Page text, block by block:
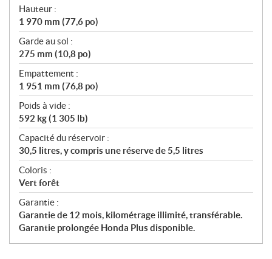
Hauteur :
1 970 mm (77,6 po)
Garde au sol :
275 mm (10,8 po)
Empattement :
1 951 mm (76,8 po)
Poids à vide :
592 kg (1 305 lb)
Capacité du réservoir :
30,5 litres, y compris une réserve de 5,5 litres
Coloris :
Vert forêt
Garantie :
Garantie de 12 mois, kilométrage illimité, transférable.
Garantie prolongée Honda Plus disponible.